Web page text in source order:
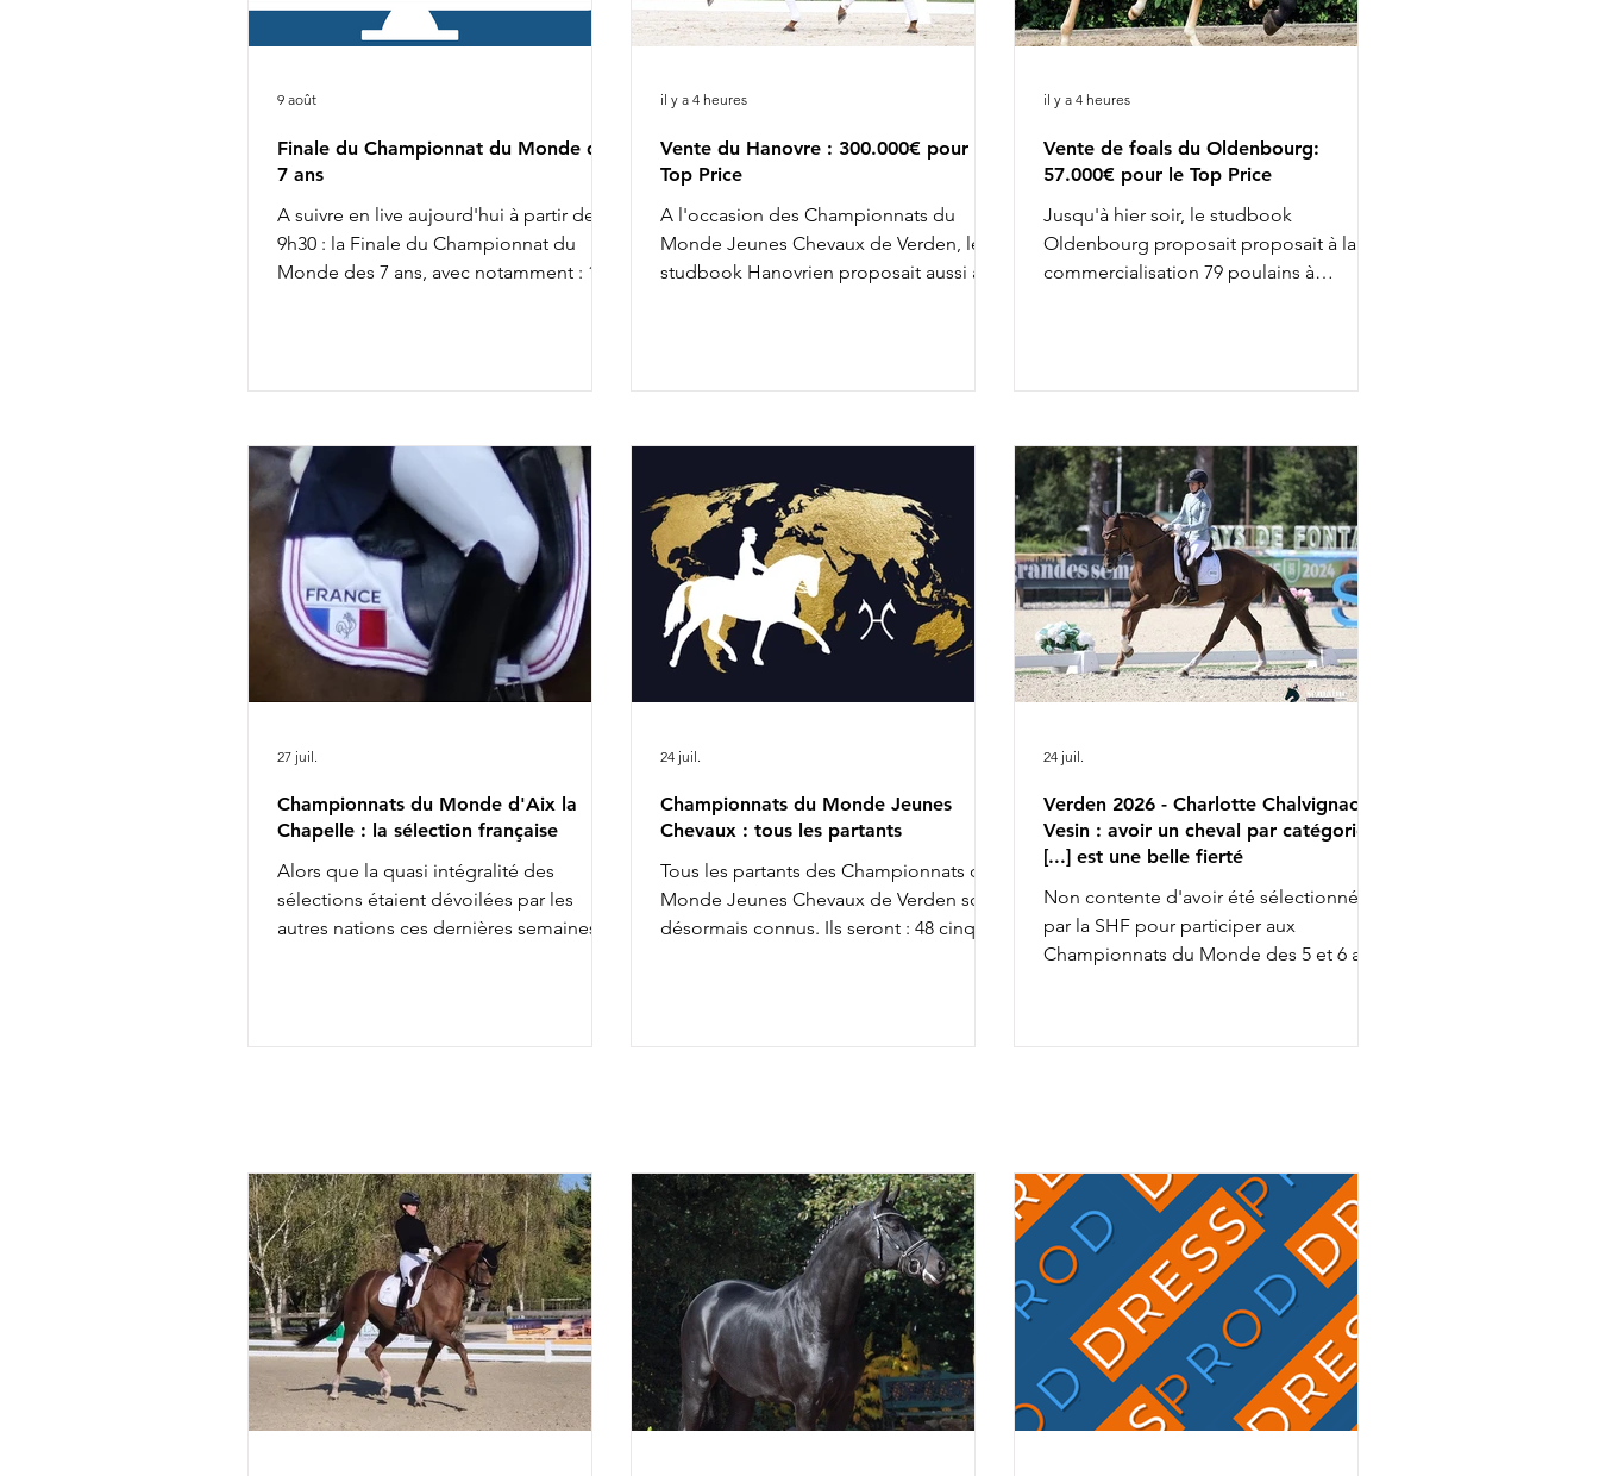
Finale du Championnat du Monde des
7 ans
A suivre en live aujourd'hui à partir de
9h30 : la Finale du Championnat du
Monde des 7 ans, avec notamment : 10h
12h05 : Charlotte Dujardin & Secret
ICI
9 août
Vente du Hanovre : 300.000€ pour le
Top Price
A l'occasion des Championnats du
Monde Jeunes Chevaux de Verden, le
studbook Hanovrien proposait aussi à la
l'évènement. Le Top Price revenait à
Donnerhall I de 4 ans qui atteignait
majeures, on peut relever Salvador
d'Amour : ce fils de Secret et For Dance
de 4 ans était échangé pour 175.000€.
il y a 4 heures
Vente de foals du Oldenbourg:
57.000€ pour le Top Price
Jusqu'à hier soir, le studbook
Oldenbourg proposait proposait à la
commercialisation 79 poulains à
Millennium issu de la même grand mère
Klimke. Parmi les autres transactions, on
peut relever For Velantis : ce fils de For
Romance I et Vitalis, né chez Norbert
Horstmann, était adjugé 45.000€ : il vient
notamment de la lignée mate
il y a 4 heures
Championnats du Monde d'Aix la
Chapelle : la sélection française
Alors que la quasi intégralité des
sélections étaient dévoilées par les
autres nations ces dernières semaines,
de l'équipe de France des
Roussel & Bel Amour Jean Morel
commentait : " Nous sommes fiers de
présenter une é
27 juil.
Championnats du Monde Jeunes
Chevaux : tous les partants
Tous les partants des Championnats du
Monde Jeunes Chevaux de Verden sont
désormais connus. Ils seront : 48 cinq
24 juil.
Verden 2026 - Charlotte Chalvignac
Vesin : avoir un cheval par catégorie
[...] est une belle fierté
Non contente d'avoir été sélectionnée
par la SHF pour participer aux
Championnats du Monde des 5 et 6 ans
Chalvignac et Jean Vesin prendront
dans quelques jours la route de
l'Allemagne avec 1 cheval par catégo
24 juil.